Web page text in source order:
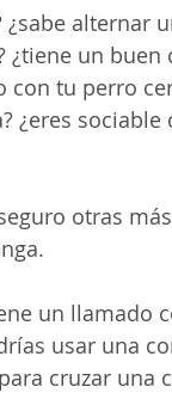
alternar
un buen
con tu perro
¿eres
otras
un llamado
usar una
cruzar